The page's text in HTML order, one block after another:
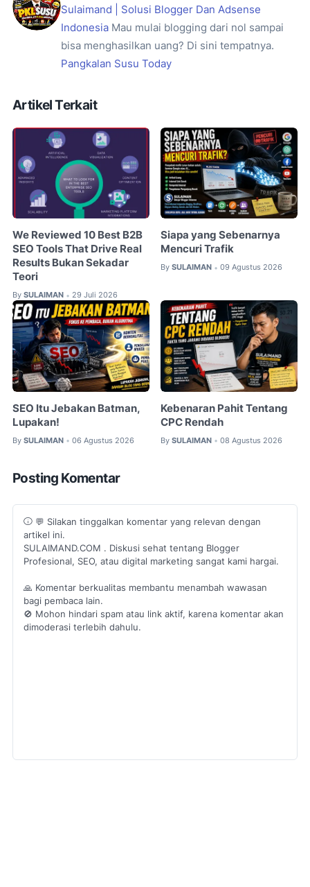
Sulaimand | Solusi Blogger Dan Adsense
Indonesia Mau mulai blogging dari nol sampai
bisa menghasilkan uang? Di sini tempatnya.
Pangkalan Susu Today
Artikel Terkait
We Reviewed 10 Best B2B
SEO Tools That Drive Real
Results Bukan Sekadar
Teori
By SULAIMAN • 29 Juli 2026
Siapa yang Sebenarnya
Mencuri Trafik
By SULAIMAN • 09 Agustus 2026
SEO Itu Jebakan Batman,
Lupakan!
By SULAIMAN • 06 Agustus 2026
Kebenaran Pahit Tentang
CPC Rendah
By SULAIMAN • 08 Agustus 2026
Posting Komentar
💬 Silakan tinggalkan komentar yang relevan dengan
artikel ini.
SULAIMAND.COM . Diskusi sehat tentang Blogger
Profesional, SEO, atau digital marketing sangat kami hargai.
🙏 Komentar berkualitas membantu menambah wawasan
bagi pembaca lain.
🚫 Mohon hindari spam atau link aktif, karena komentar akan
dimoderasi terlebih dahulu.